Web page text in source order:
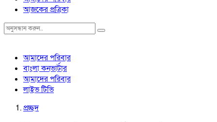
আজকের প্রত্রিকা
আমাদের পরিবার
বাংলা কনভার্টার
আমাদের পরিবার
লাইভ টিভি
প্রচ্ছদ